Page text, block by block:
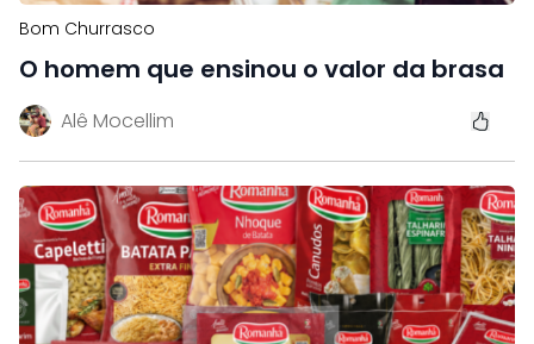
Bom Churrasco
O homem que ensinou o valor da brasa
Alê Mocellim